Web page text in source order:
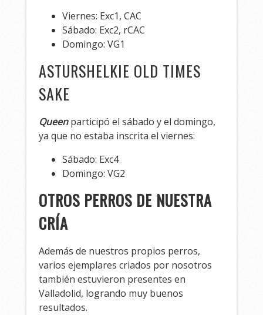
Viernes: Exc1, CAC
Sábado: Exc2, rCAC
Domingo: VG1
ASTURSHELKIE OLD TIMES
SAKE
Queenparticipó el sábado y el domingo,
ya que no estaba inscrita el viernes:
Sábado: Exc4
Domingo: VG2
OTROS PERROS DE NUESTRA
CRÍA
Además de nuestros propios perros,
varios ejemplares criados por nosotros
también estuvieron presentes en
Valladolid, logrando muy buenos
resultados.